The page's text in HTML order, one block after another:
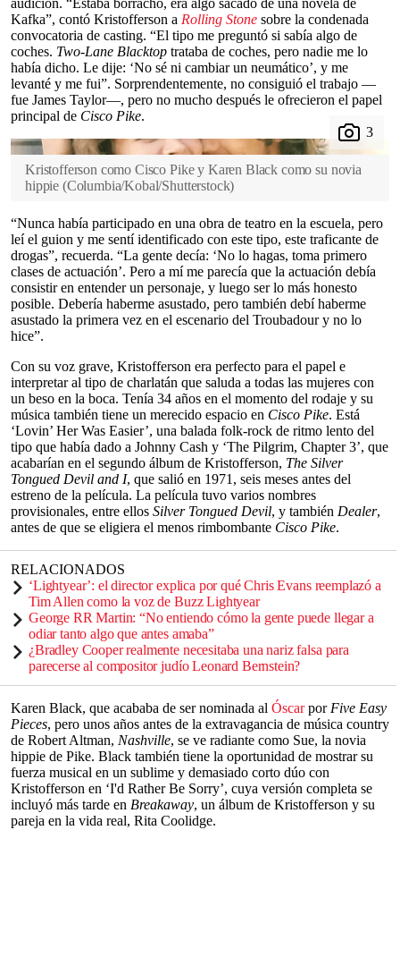
audición. “Estaba borracho, era algo sacado de una novela de
Kafka”, contó Kristofferson a Rolling Stone sobre la condenada
convocatoria de casting. “El tipo me preguntó si sabía algo de
coches. Two-Lane Blacktop trataba de coches, pero nadie me lo
había dicho. Le dije: ‘No sé ni cambiar un neumático’, y me
levanté y me fui”. Sorprendentemente, no consiguió el trabajo —
fue James Taylor—, pero no mucho después le ofrecieron el papel
principal de Cisco Pike.
Kristofferson como Cisco Pike y Karen Black como su novia
hippie (Columbia/Kobal/Shutterstock)
“Nunca había participado en una obra de teatro en la escuela, pero
leí el guion y me sentí identificado con este tipo, este traficante de
drogas”, recuerda. “La gente decía: ‘No lo hagas, toma primero
clases de actuación’. Pero a mí me parecía que la actuación debía
consistir en entender un personaje, y luego ser lo más honesto
posible. Debería haberme asustado, pero también debí haberme
asustado la primera vez en el escenario del Troubadour y no lo
hice”.
Con su voz grave, Kristofferson era perfecto para el papel e
interpretar al tipo de charlatán que saluda a todas las mujeres con
un beso en la boca. Tenía 34 años en el momento del rodaje y su
música también tiene un merecido espacio en Cisco Pike. Está
‘Lovin’ Her Was Easier’, una balada folk-rock de ritmo lento del
tipo que había dado a Johnny Cash y ‘The Pilgrim, Chapter 3’, que
acabarían en el segundo álbum de Kristofferson, The Silver
Tongued Devil and I, que salió en 1971, seis meses antes del
estreno de la película. La película tuvo varios nombres
provisionales, entre ellos Silver Tongued Devil, y también Dealer,
antes de que se eligiera el menos rimbombante Cisco Pike.
RELACIONADOS
‘Lightyear’: el director explica por qué Chris Evans reemplazó a
Tim Allen como la voz de Buzz Lightyear
George RR Martin: “No entiendo cómo la gente puede llegar a
odiar tanto algo que antes amaba”
¿Bradley Cooper realmente necesitaba una nariz falsa para
parecerse al compositor judío Leonard Bernstein?
Karen Black, que acababa de ser nominada al Óscarpor Five Easy
Pieces, pero unos años antes de la extravagancia de música country
de Robert Altman, Nashville, se ve radiante como Sue, la novia
hippie de Pike. Black también tiene la oportunidad de mostrar su
fuerza musical en un sublime y demasiado corto dúo con
Kristofferson en ‘I'd Rather Be Sorry’, cuya versión completa se
incluyó más tarde en Breakaway, un álbum de Kristofferson y su
pareja en la vida real, Rita Coolidge.